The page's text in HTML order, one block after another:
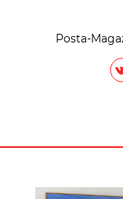
Posta-